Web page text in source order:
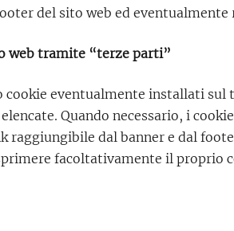
del sito web ed
web tramite “terze parti”
cookie eventualmente installati
Quando necessario, i
raggiungibile dal banner e dal
facoltativamente il proprio